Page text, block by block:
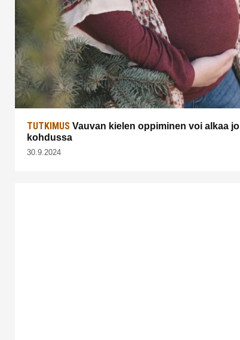
TUTKIMUS Vauvan kielen oppiminen voi alkaa jo
kohdussa
30.9.2024